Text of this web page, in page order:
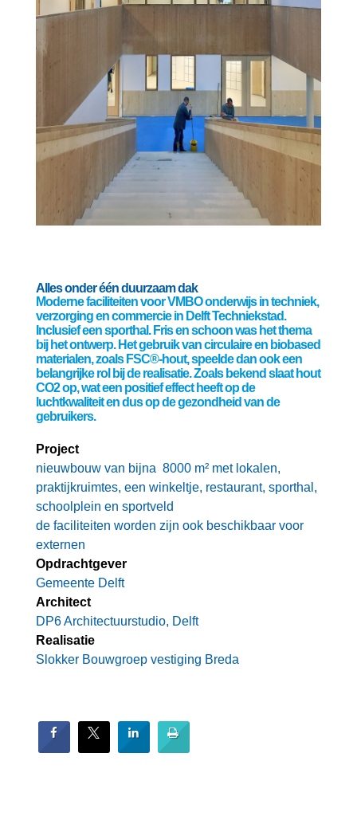
Alles onder één duurzaam dak
Moderne faciliteiten voor VMBO onderwijs in techniek,
verzorging en commercie in Delft Techniekstad.
Inclusief een sporthal. Fris en schoon was het thema
bij het ontwerp. Het gebruik van circulaire en biobased
materialen, zoals FSC®-hout, speelde dan ook een
belangrijke rol bij de realisatie. Zoals bekend slaat hout
CO2 op, wat een positief effect heeft op de
luchtkwaliteit en dus op de gezondheid van de
gebruikers.
Project
nieuwbouw van bijna 8000 m² met lokalen,
praktijkruimtes, een winkeltje, restaurant, sporthal,
schoolplein en sportveld
de faciliteiten worden zijn ook beschikbaar voor
externen
Opdrachtgever
Gemeente Delft
Architect
DP6 Architectuurstudio, Delft
Realisatie
Slokker Bouwgroep vestiging Breda